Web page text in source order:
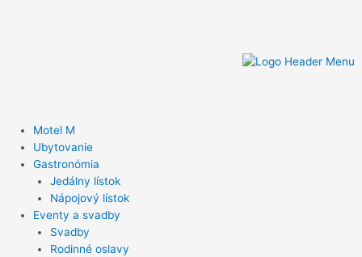
Motel M
Ubytovanie
Gastronómia
Jedálny lístok
Nápojový lístok
Eventy a svadby
Svadby
Rodinné oslavy